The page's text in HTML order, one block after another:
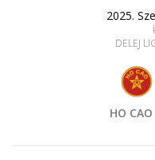
2025.
DELEJ
HO CAO